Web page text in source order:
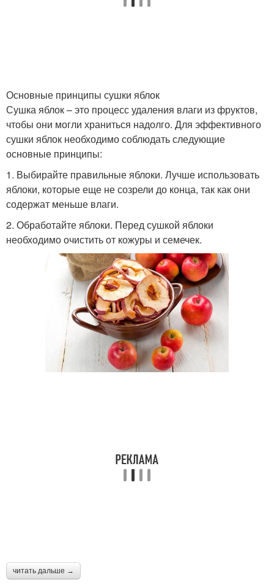
Основные принципы сушки яблок
Сушка яблок – это процесс удаления влаги из фруктов,
чтобы они могли храниться надолго. Для эффективного
сушки яблок необходимо соблюдать следующие
основные принципы:
1. Выбирайте правильные яблоки. Лучше использовать
яблоки, которые еще не созрели до конца, так как они
содержат меньше влаги.
2. Обработайте яблоки. Перед сушкой яблоки
необходимо очистить от кожуры и семечек.
читать дальше →